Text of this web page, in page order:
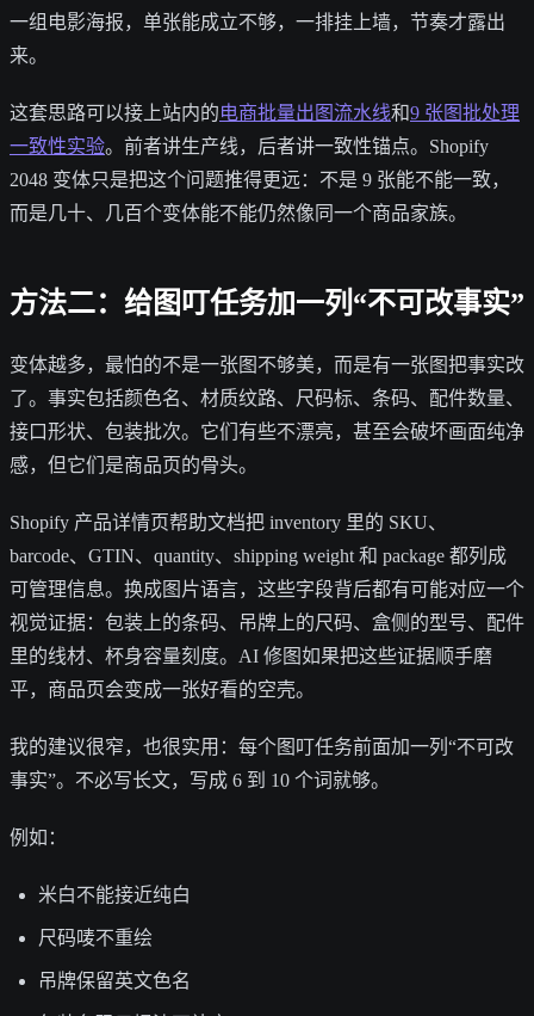
一组电影海报，单张能成立不够，一排挂上墙，节奏才露出
来。
这套思路可以接上站内的电商批量出图流水线和9 张图批处理
一致性实验。前者讲生产线，后者讲一致性锚点。Shopify
2048 变体只是把这个问题推得更远：不是 9 张能不能一致，
而是几十、几百个变体能不能仍然像同一个商品家族。
方法二：给图叮任务加一列“不可改事实”
变体越多，最怕的不是一张图不够美，而是有一张图把事实改
了。事实包括颜色名、材质纹路、尺码标、条码、配件数量、
接口形状、包装批次。它们有些不漂亮，甚至会破坏画面纯净
感，但它们是商品页的骨头。
Shopify 产品详情页帮助文档把 inventory 里的 SKU、
barcode、GTIN、quantity、shipping weight 和 package 都列成
可管理信息。换成图片语言，这些字段背后都有可能对应一个
视觉证据：包装上的条码、吊牌上的尺码、盒侧的型号、配件
里的线材、杯身容量刻度。AI 修图如果把这些证据顺手磨
平，商品页会变成一张好看的空壳。
我的建议很窄，也很实用：每个图叮任务前面加一列“不可改
事实”。不必写长文，写成 6 到 10 个词就够。
例如：
米白不能接近纯白
尺码唛不重绘
吊牌保留英文色名